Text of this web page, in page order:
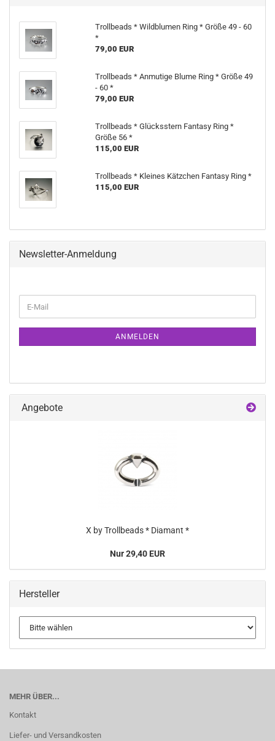
Trollbeads * Wildblumen Ring * Größe 49 - 60
*
79,00 EUR
Trollbeads * Anmutige Blume Ring * Größe 49
- 60 *
79,00 EUR
Trollbeads * Glücksstern Fantasy Ring *
Größe 56 *
115,00 EUR
Trollbeads * Kleines Kätzchen Fantasy Ring *
115,00 EUR
Newsletter-Anmeldung
ZUR
E-
Mail
ANMELDEN
Angebote
X by Trollbeads * Diamant *
Nur 29,40 EUR
Hersteller
MEHR ÜBER...
Kontakt
Liefer- und Versandkosten